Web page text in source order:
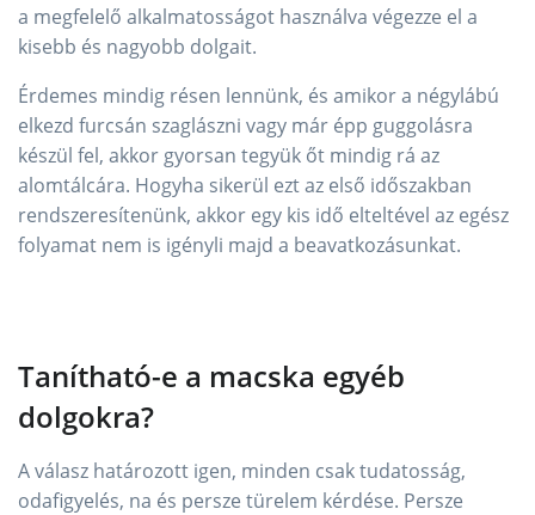
a megfelelő alkalmatosságot használva végezze el a
kisebb és nagyobb dolgait.
Érdemes mindig résen lennünk, és amikor a négylábú
elkezd furcsán szaglászni vagy már épp guggolásra
készül fel, akkor gyorsan tegyük őt mindig rá az
alomtálcára. Hogyha sikerül ezt az első időszakban
rendszeresítenünk, akkor egy kis idő elteltével az egész
folyamat nem is igényli majd a beavatkozásunkat.
Tanítható-e a macska egyéb
dolgokra?
A válasz határozott igen, minden csak tudatosság,
odafigyelés, na és persze türelem kérdése. Persze